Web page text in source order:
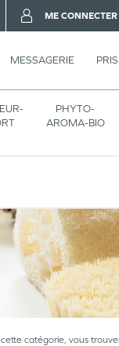
MESSAGERIE
PHYTO-
AROMA-BIO
ME CONNECTER
catégorie, vous